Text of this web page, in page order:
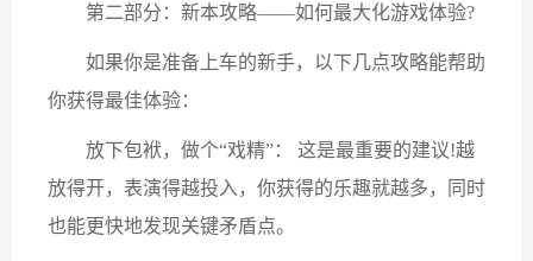
第二部分：新本攻略——如何最大化游戏体验?
如果你是准备上车的新手，以下几点攻略能帮助
你获得最佳体验：
放下包袱，做个“戏精”： 这是最重要的建议!越
放得开，表演得越投入，你获得的乐趣就越多，同时
也能更快地发现关键矛盾点。